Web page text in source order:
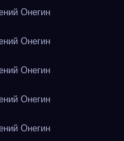
Онегин
Онегин
Онегин
Онегин
Онегин